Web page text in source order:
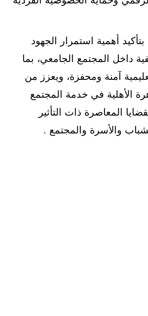
أهمية استمرار الجهود
داخل المجتمع الجامعي، بما
آمنة ومحفزة، ويعزز من
الأهلية في خدمة المجتمع
المعاصرة ذات التأثير
والأسرة والمجتمع .